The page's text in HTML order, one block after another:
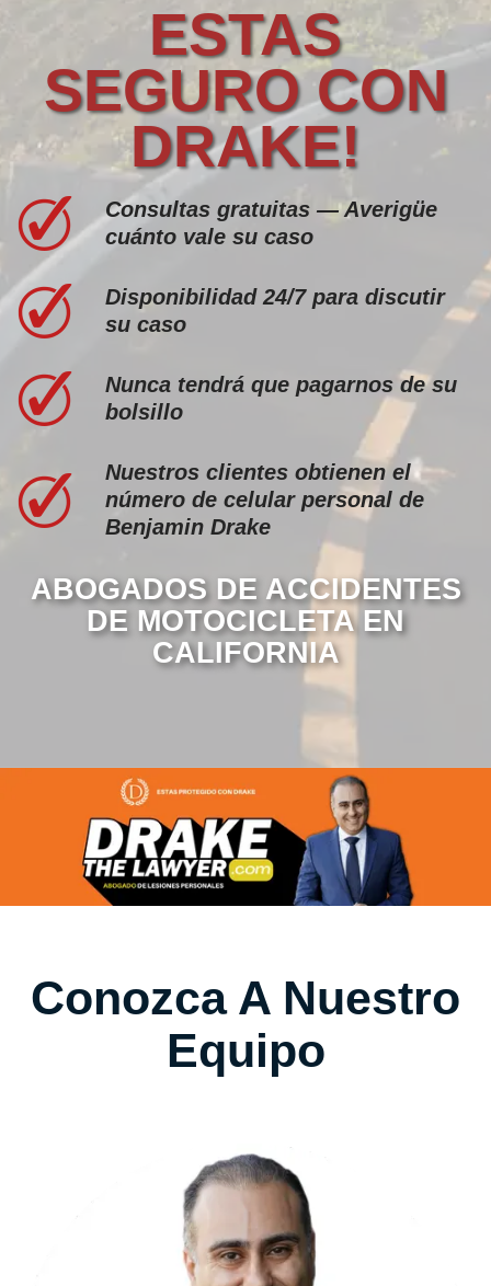
ESTAS
SEGURO CON
DRAKE!
Consultas gratuitas — Averigüe
cuánto vale su caso
Disponibilidad 24/7 para discutir
su caso
Nunca tendrá que pagarnos de su
bolsillo
Nuestros clientes obtienen el
número de celular personal de
Benjamin Drake
ABOGADOS DE ACCIDENTES
DE MOTOCICLETA EN
CALIFORNIA
Conozca A Nuestro
Equipo